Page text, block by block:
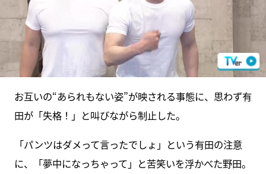
お互いの“あられもない姿”が映される事態に、思わず有
田が「失格！」と叫びながら制止した。
「パンツはダメって言ったでしょ」という有田の注意
に、「夢中になっちゃって」と苦笑いを浮かべた野田。